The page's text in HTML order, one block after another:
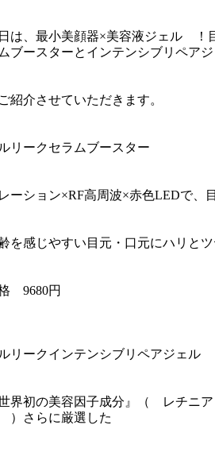
は、最小美顔器×美容液ジェル
ブースターとインテンシブリペア
紹介させていただきます。
リークセラムブースター
ーション×RF高周波×赤色LEDで、
を感じやすい目元・口元にハリと
9680円
リークインテンシブリペアジェル
界初の美容因子成分』（ レチ
さらに厳選した